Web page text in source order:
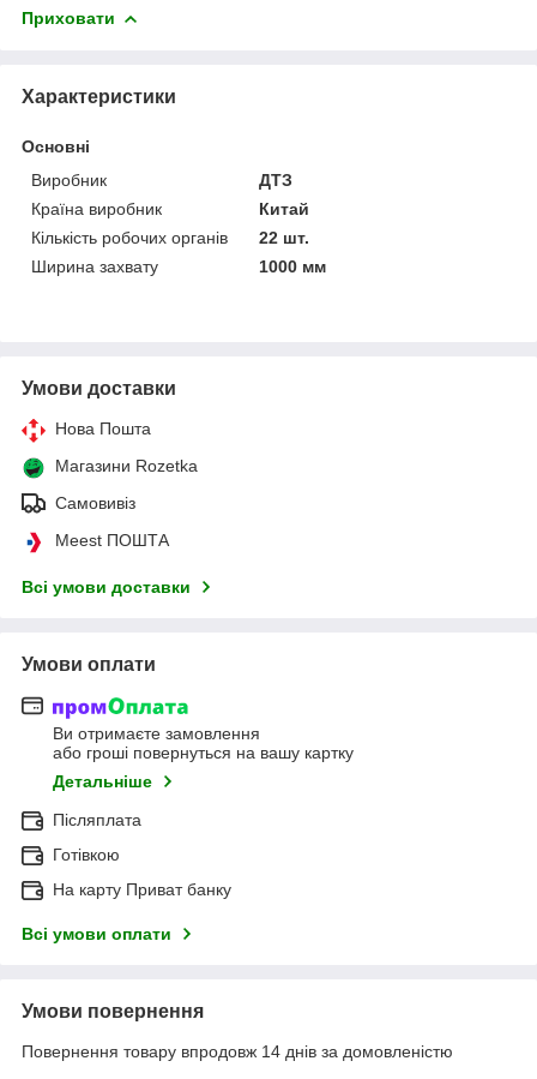
Приховати
Характеристики
Основні
Виробник
ДТЗ
Країна виробник
Китай
Кількість робочих органів
22 шт.
Ширина захвату
1000 мм
Умови доставки
Нова Пошта
Магазини Rozetka
Самовивіз
Meest ПОШТА
Всі умови доставки
Умови оплати
Ви отримаєте замовлення
або гроші повернуться на вашу картку
Детальніше
Післяплата
Готівкою
На карту Приват банку
Всі умови оплати
Умови повернення
Повернення товару впродовж 14 днів за домовленістю